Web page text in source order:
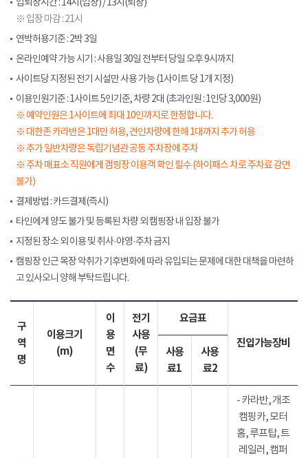
입퇴장시간 : 14시(입장) / 13시(퇴장)
※ 입장 마감 : 21시
연박허용기준 : 2박 3일
온라인예약 가능 시기 : 사용일 30일 전부터 당일 오후 9시까지
사이트당 지정된 전기 시설만 사용 가능 (1사이트 당 1개 지정)
이용인원기준 : 1사이트 5인기준, 차량 2대 (초과인원 : 1인당 3,000원)
※ 예약인원은 1사이트에 최대 10인까지로 한정합니다.
※ 대한존 카라반은 1대만 허용, 견인차량에 한해 1대까지 추가 허용
※ 추가 일반차량은 독립기념관 공동 주차장에 주차
※ 주차 매표소 직원에게 갬핑장 이용객 확인 필수 (하이패스 차로 주차료 감면
불가)
결제방법 : 카드결제(즉시)
타인에게 양도 불가 및 등록된 차량 외 캠핑장 내 입장 불가
지정된 장소 외 이용 및 취사·야영·주차 금지
캠핑장 인근 목장 악취가 기후변화에 따라 유입되는 문제에 대한 대책을 마련하
고 있사오니 양해 부탁드립니다.
구
역
명
이용크기
(m)
이
용
면
수
전기
사용
(무
료)
요금표
진입가능장비
사용
료1
사용
료2
- 카라반, 개조
캠핑카, 모터
홈, 루프탑, 트
레일러, 캠퍼